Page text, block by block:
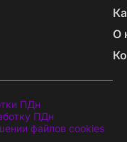
О
ПДн
ПДн
файлов cookies